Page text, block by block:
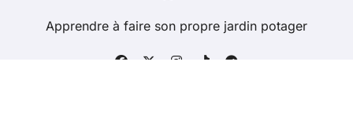
Apprendre à faire son propre jardin potager